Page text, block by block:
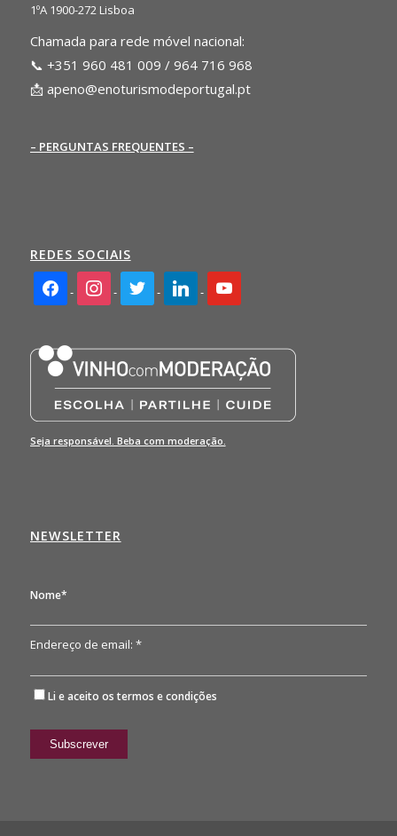
1ºA 1900-272 Lisboa
Chamada para rede móvel nacional:
📞 +351 960 481 009 / 964 716 968
📩 apeno@enoturismodeportugal.pt
– PERGUNTAS FREQUENTES –
REDES SOCIAIS
facebook2instagramtwitter linkedin youtube
Seja responsável. Beba com moderação.
NEWSLETTER
Nome*
Endereço de email: *
Li e aceito os termos e condições